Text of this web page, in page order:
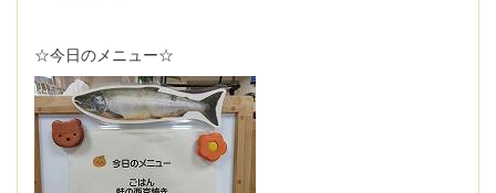
☆今日のメニュー☆